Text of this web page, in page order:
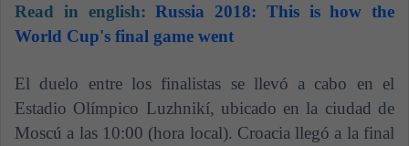
Read in english:Russia 2018: This is how the
World Cup's final game went
El duelo entre los finalistas se llevó a cabo en el
Estadio Olímpico Luzhnikí, ubicado en la ciudad de
Moscú a las 10:00 (hora local). Croacia llegó a la final